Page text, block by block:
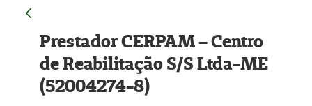
Prestador CERPAM – Centro
de Reabilitação S/S Ltda-ME
(52004274-8)